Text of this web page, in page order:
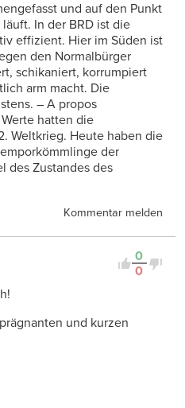
und auf den Punkt
In der BRD ist die
effizient. Hier im Süden ist
den Normalbürger
schikaniert, korrumpiert
arm macht. Die
– A propos
hatten die
Weltkrieg. Heute haben die
der
des Zustandes des
Kommentar melden
0
0
und kurzen